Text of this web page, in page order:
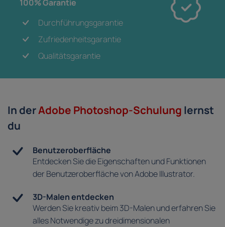
In derAdobe Photoshop-Schulung lernst
du
Benutzeroberfläche
Entdecken Sie die Eigenschaften und Funktionen
der Benutzeroberfläche von Adobe Illustrator.
3D-Malen entdecken
Werden Sie kreativ beim 3D-Malen und erfahren Sie
alles Notwendige zu dreidimensionalen
100% Garantie
Durchführungsgarantie
Zufriedenheitsgarantie
Qualitätsgarantie